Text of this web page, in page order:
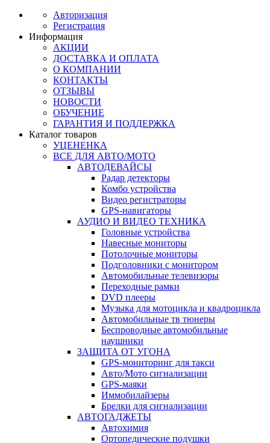
Авторизация
Регистрация
Информация
АКЦИИ
ДОСТАВКА И ОПЛАТА
О КОМПАНИИ
КОНТАКТЫ
ОТЗЫВЫ
НОВОСТИ
ОБУЧЕНИЕ
ГАРАНТИЯ И ПОДДЕРЖКА
Каталог товаров
УЦЕНЕНКА
ВСЕ ДЛЯ АВТО/МОТО
АВТОДЕВАЙСЫ
Радар детекторы
Комбо устройства
Видео регистраторы
GPS-навигаторы
АУДИО И ВИДЕО ТЕХНИКА
Головные устройства
Навесные мониторы
Потолочные мониторы
Подголовники с монитором
Автомобильные телевизоры
Переходные рамки
DVD плееры
Музыка для мотоцикла и квадроцикла
Автомобильные тв тюнеры
Беспроводные автомобильные
наушники
ЗАЩИТА ОТ УГОНА
GPS-мониторинг для такси
Авто/Мото сигнализации
GPS-маяки
Иммобилайзеры
Брелки для сигнализации
АВТОГАДЖЕТЫ
Автохимия
Ортопедические подушки